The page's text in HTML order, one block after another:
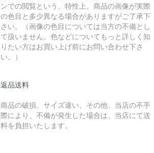
ンでの閲覧という、特性上、商品の画像が実際
の色目と多少異なる場合がありますがご了承下
さい。（画像の色目については当方の不備とし
て扱いません。色などについてもっと詳しく知
りたい方はお買い上げ前にお問い合わせ下さ
い。）
返品送料
商品の破損、サイズ違い、その他、当店の不手
際により、不備が発生した場合は、当店にて送
料を負担いたします。